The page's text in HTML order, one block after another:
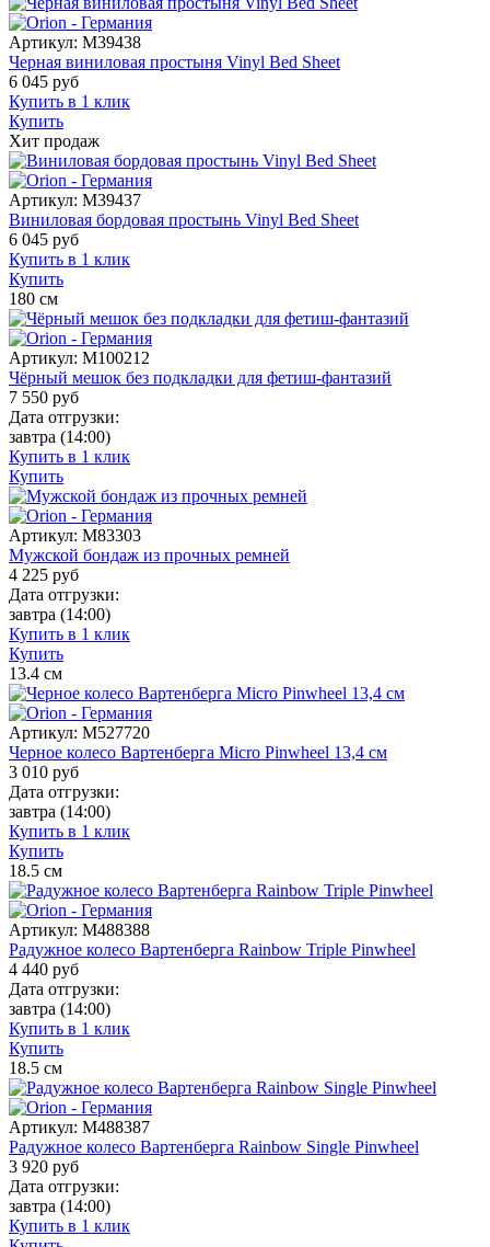
Артикул: M39438
Черная виниловая простыня Vinyl Bed Sheet
6 045 руб
Купить в 1 клик
Купить
Хит продаж
Артикул: M39437
Виниловая бордовая простынь Vinyl Bed Sheet
6 045 руб
Купить в 1 клик
Купить
180 см
Артикул: M100212
Чёрный мешок без подкладки для фетиш-фантазий
7 550 руб
Дата отгрузки:
завтра (14:00)
Купить в 1 клик
Купить
Артикул: M83303
Мужской бондаж из прочных ремней
4 225 руб
Дата отгрузки:
завтра (14:00)
Купить в 1 клик
Купить
13.4 см
Артикул: M527720
Черное колесо Вартенберга Micro Pinwheel 13,4 см
3 010 руб
Дата отгрузки:
завтра (14:00)
Купить в 1 клик
Купить
18.5 см
Артикул: M488388
Радужное колесо Вартенберга Rainbow Triple Pinwheel
4 440 руб
Дата отгрузки:
завтра (14:00)
Купить в 1 клик
Купить
18.5 см
Артикул: M488387
Радужное колесо Вартенберга Rainbow Single Pinwheel
3 920 руб
Дата отгрузки:
завтра (14:00)
Купить в 1 клик